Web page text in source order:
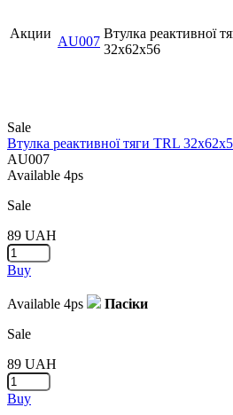
Акции
AU007
Втулка реактивної
32x62x56
Sale
Втулка реактивної тяги TRL
AU007
Available 4ps
Sale
89 UAH
Buy
Available 4ps Пасіки
Sale
89 UAH
Buy